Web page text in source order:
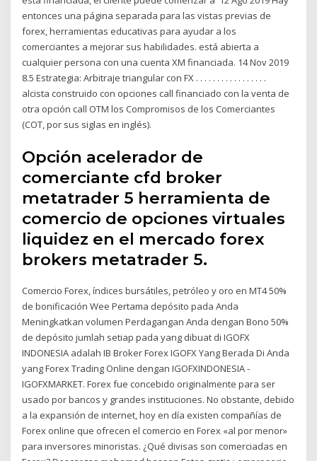
entonces una página separada para las vistas previas de
forex, herramientas educativas para ayudar a los
comerciantes a mejorar sus habilidades. está abierta a
cualquier persona con una cuenta XM financiada. 14 Nov 2019
8.5 Estrategia: Arbitraje triangular con FX . . . . . . . . . . . . . . . . .
alcista construido con opciones call financiado con la venta de
otra opción call OTM los Compromisos de los Comerciantes
(COT, por sus siglas en inglés).
Opción acelerador de
comerciante cfd broker
metatrader 5 herramienta de
comercio de opciones virtuales
liquidez en el mercado forex
brokers metatrader 5.
Comercio Forex, índices bursátiles, petróleo y oro en MT4 50%
de bonificación Wee Pertama depósito pada Anda
Meningkatkan volumen Perdagangan Anda dengan Bono 50%
de depósito jumlah setiap pada yang dibuat di IGOFX
INDONESIA adalah IB Broker Forex IGOFX Yang Berada Di Anda
yang Forex Trading Online dengan IGOFXINDONESIA -
IGOFXMARKET. Forex fue concebido originalmente para ser
usado por bancos y grandes instituciones. No obstante, debido
a la expansión de internet, hoy en día existen compañías de
Forex online que ofrecen el comercio en Forex «al por menor»
para inversores minoristas. ¿Qué divisas son comerciadas en